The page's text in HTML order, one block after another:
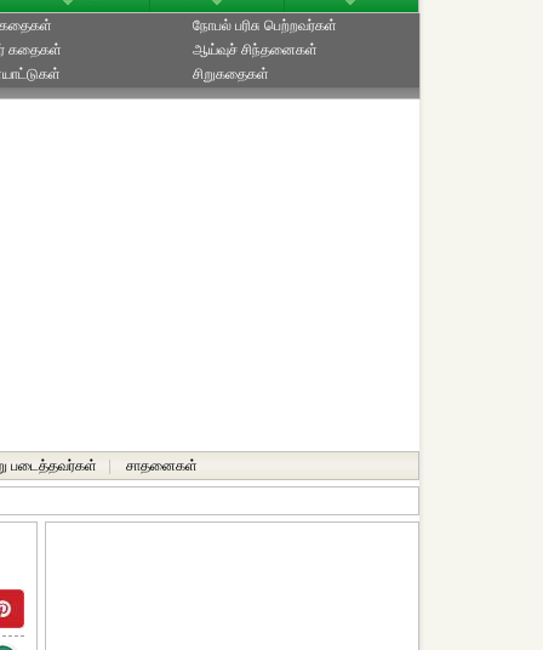
கதைகள்
கதைகள்
நோபல் பரிசு‎ பெற்றவர்‎கள்
ஆய்வுச் சிந்தனைகள்
சிறுகதைகள்
படைத்தவர்கள் சாதனைகள்‎